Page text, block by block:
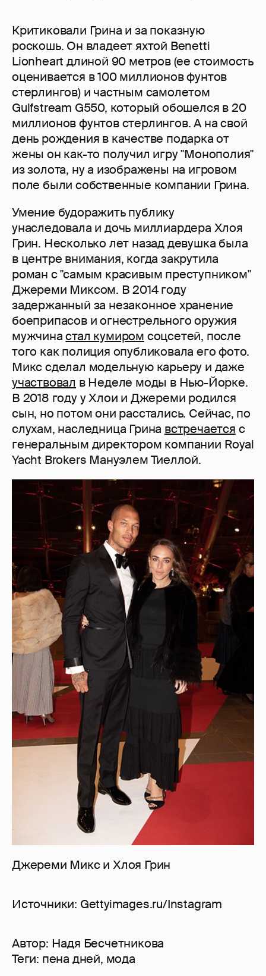
Критиковали Грина и за показную
роскошь. Он владеет яхтой Benetti
Lionheart длиной 90 метров (ее стоимость
оценивается в 100 миллионов фунтов
стерлингов) и частным самолетом
Gulfstream G550, который обошелся в 20
миллионов фунтов стерлингов. А на свой
день рождения в качестве подарка от
жены он как-то получил игру "Монополия"
из золота, ну а изображены на игровом
поле были собственные компании Грина.
Умение будоражить публику
унаследовала и дочь миллиардера Хлоя
Грин. Несколько лет назад девушка была
в центре внимания, когда закрутила
роман с "самым красивым преступником"
Джереми Миксом. В 2014 году
задержанный за незаконное хранение
боеприпасов и огнестрельного оружия
мужчинастал кумиром соцсетей, после
того как полиция опубликовала его фото.
Микс сделал модельную карьеру и даже
участвовал в Неделе моды в Нью-Йорке.
В 2018 году у Хлои и Джереми родился
сын, но потом они расстались. Сейчас, по
слухам, наследница Грина встречается с
генеральным директором компании Royal
Yacht Brokers Мануэлем Тиеллой.
Джереми Микс и Хлоя Грин
Источники: Gettyimages.ru/Instagram
Автор: Надя Бесчетникова
Теги: пена дней, мода